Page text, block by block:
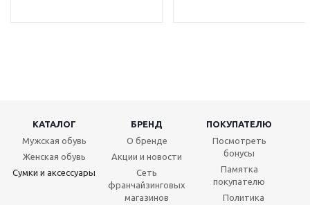
КАТАЛОГ БРЕНД
ПОКУПАТЕЛЮ
Мужская обувь
Женская обувь
Сумки и аксессуары
О бренде
Акции и новости
Сеть
франчайзинговых
магазинов
Посмотреть
бонусы
Памятка
покупателю
Политика